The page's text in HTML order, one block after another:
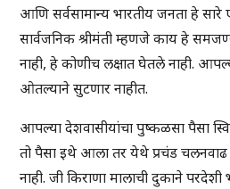
आणि सर्वसामान्य भारतीय जनता हे
सार्वजनिक श्रीमंती म्हणजे काय हे
नाही, हे कोणीच लक्षात घेतले नाही.
ओतल्याने सुटणार नाहीत.
आपल्या देशवासीयांचा पुष्कळसा पैसा
तो पैसा इथे आला तर येथे प्रचंड
नाही. जी किराणा मालाची दुकाने परदेशी